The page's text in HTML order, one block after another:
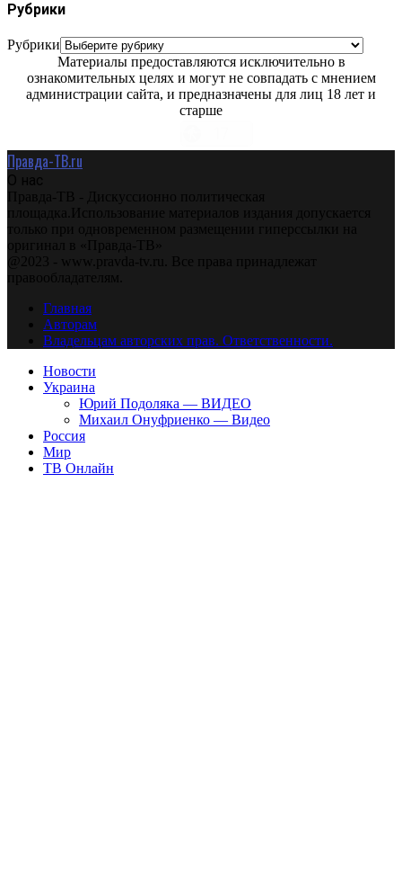
Рубрики
Рубрики
Материалы предоставляются исключительно в
ознакомительных целях и могут не совпадать с мнением
администрации сайта, и предназначены для лиц 18 лет и
старше
Правда-ТВ.ru
О нас
Правда-ТВ - Дискуссионно политическая
площадка.Использование материалов издания допускается
только при одновременном размещении гиперссылки на
оригинал в «Правда-ТВ»
@2023 - www.pravda-tv.ru. Все права принадлежат
правообладателям.
Главная
Авторам
Владельцам авторских прав. Ответственности.
Новости
Украина
Юрий Подоляка — ВИДЕО
Михаил Онуфриенко — Видео
Россия
Мир
ТВ Онлайн